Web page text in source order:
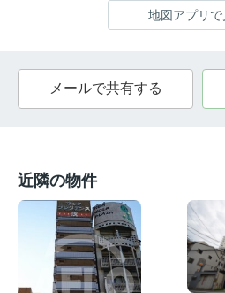
地図アプリで
メールで共有する
近隣の物件